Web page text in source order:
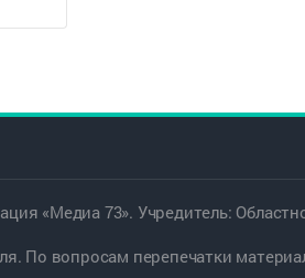
«Медиа 73». Учредитель:
По вопросам перепечатки